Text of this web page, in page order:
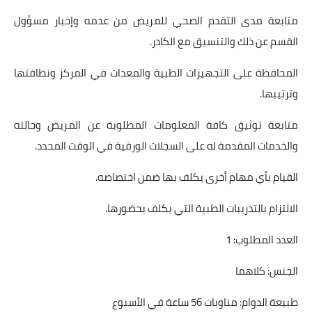
متابعة مدى التقدم الصحي للمريض من عدمه وإخبار مسؤول
القسم عن ذلك والتنسيق مع الكادر.
المحافظة على التجهيزات الطبية والمعدات في المركز ونظافتها
وترتيبها.
متابعة توثيق كافة المعلومات المطلوبة عن المريض وحالته
والخدمات المقدمة له على السجلات الورقية في الوقت المحدد.
القيام بأي مهام أخرى يكلف بها ضمن اختصاصه.
الالتزام بالتدريبات الطبية التي يكلف بحضورها.
العدد المطلوب: 1
الجنس: كلاهما
طبيعة الدوام: مناوبات 56 ساعة في الأسبوع